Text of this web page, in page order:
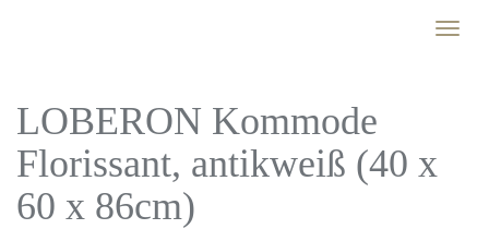
Toggle
LOBERON Kommode
Florissant, antikweiß (40 x
60 x 86cm)